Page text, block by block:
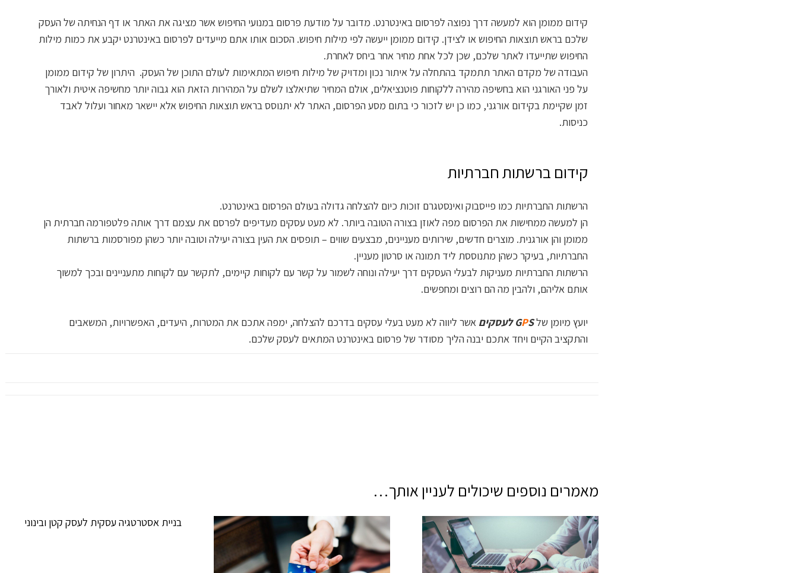
קידום ממומן הוא למעשה דרך נפוצה לפרסום באינטרנט. מדובר על מודעת פרסום במנועי החיפוש אשר מציגה את האתר או דף הנחיתה של העסק
שלכם בראש תוצאות החיפוש או לצידן. קידום ממומן ייעשה לפי מילות חיפוש. הסכום אותו אתם מייעדים לפרסום באינטרנט יקבע את כמות מילות
החיפוש שתייעדו לאתר שלכם, שכן לכל אחת מחיר אחר ביחס לאחרת.
העבודה של מקדם האתר תתמקד בהתחלה על איתור נכון ומדויק של מילות חיפוש המתאימות לעולם התוכן של העסק. היתרון של קידום ממומן
על פני האורגני הוא בחשיפה מהירה ללקוחות פוטנציאלים, אולם המחיר שתיאלצו לשלם על המהירות הזאת הוא גבוה יותר מחשיפה איטית ולאורך
זמן שקיימת בקידום אורגני, כמו כן יש לזכור כי בתום מסע הפרסום, האתר לא יתנוסס בראש תוצאות החיפוש אלא יישאר מאחור ועלול לאבד
כניסות.
קידום ברשתות חברתיות
הרשתות החברתיות כמו פייסבוק ואינסטגרם זוכות כיום להצלחה גדולה בעולם הפרסום באינטרנט.
הן למעשה ממחישות את הפרסום מפה לאוזן בצורה הטובה ביותר. לא מעט עסקים מעדיפים לפרסם את עצמם דרך אותה פלטפורמה חברתית הן
ממומן והן אורגנית. מוצרים חדשים, שירותים מעניינים, מבצעים שווים – תופסים את העין בצורה יעילה וטובה יותר כשהן מפורסמות ברשתות
החברתיות, בעיקר כשהן מתנוססת ליד תמונה או סרטון מעניין.
הרשתות החברתיות מעניקות לבעלי העסקים דרך יעילה ונוחה לשמור על קשר עם לקוחות קיימים, לתקשר עם לקוחות מתעניינים ובכך למשוך
אותם אליהם, ולהבין מה הם רוצים ומחפשים.
יועץ מיומן של GPS לעסקים
אשר ליווה לא מעט בעלי עסקים בדרכם להצלחה, ימפה אתכם את המטרות, היעדים, האפשרויות, המשאבים
והתקציב הקיים ויחד אתכם יבנה הליך מסודר של פרסום באינטרנט המתאים לעסק שלכם.
מאמרים נוספים שיכולים לעניין אותך…
בניית אסטרטגיה עסקית לעסק קטן ובינוני